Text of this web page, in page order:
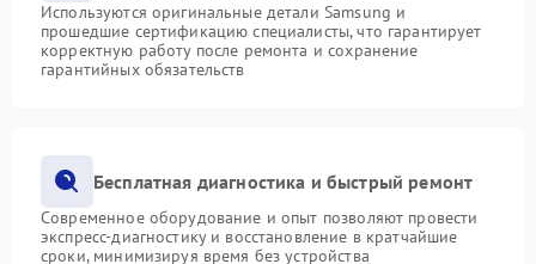
Используются оригинальные детали Samsung и
прошедшие сертификацию специалисты, что гарантирует
корректную работу после ремонта и сохранение
гарантийных обязательств
Бесплатная диагностика и быстрый ремонт
Современное оборудование и опыт позволяют провести
экспресс-диагностику и восстановление в кратчайшие
сроки, минимизируя время без устройства